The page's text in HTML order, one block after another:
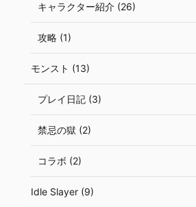
キャラクター紹介 (26)
攻略 (1)
モンスト (13)
プレイ日記 (3)
禁忌の獄 (2)
コラボ (2)
Idle Slayer (9)